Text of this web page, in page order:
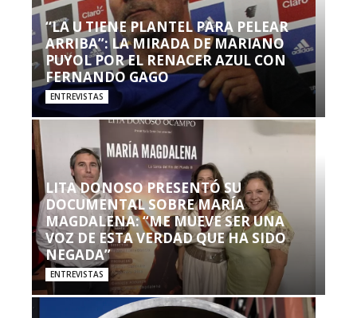
“LA U TIENE PLANTEL PARA PELEAR
ARRIBA”: LA MIRADA DE MARIANO
PUYOL POR EL RENACER AZUL CON
FERNANDO GAGO
ENTREVISTAS
LITA DONOSO PRESENTÓ SU
DOCUMENTAL SOBRE MARÍA
MAGDALENA: “ME MUEVE SER UNA
VOZ DE ESTA VERDAD QUE HA SIDO
NEGADA”
ENTREVISTAS